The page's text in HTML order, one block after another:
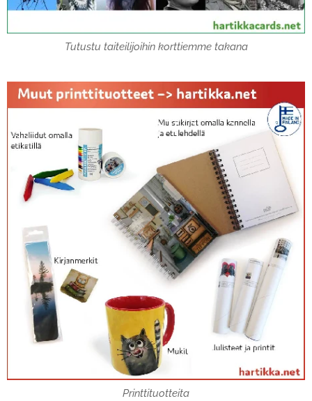
Tutustu taiteilijoihin korttiemme takana
Printtituotteita